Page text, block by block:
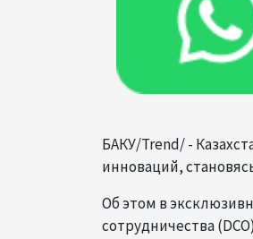
БАКУ/Trend/ -
инноваций,
Об этом в
сотрудничества